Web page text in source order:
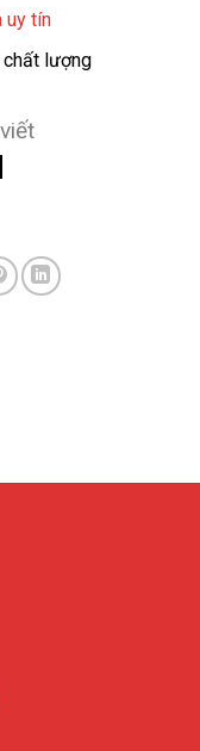
uy tín
lượng